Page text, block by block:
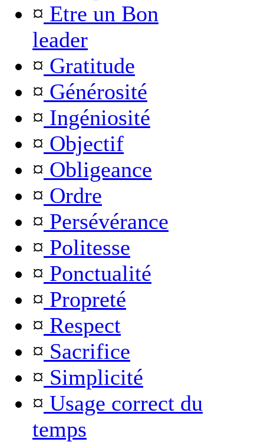
¤ Etre un Bon
leader
¤ Gratitude
¤ Générosité
¤ Ingéniosité
¤ Objectif
¤ Obligeance
¤ Ordre
¤ Persévérance
¤ Politesse
¤ Ponctualité
¤ Propreté
¤ Respect
¤ Sacrifice
¤ Simplicité
¤ Usage correct du
temps